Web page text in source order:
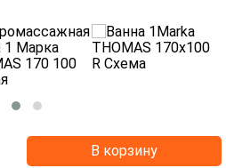
В корзину